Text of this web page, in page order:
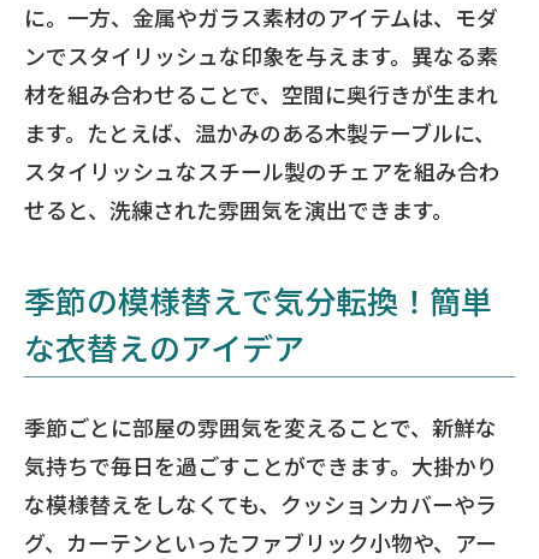
に。一方、金属やガラス素材のアイテムは、モダ
ンでスタイリッシュな印象を与えます。異なる素
材を組み合わせることで、空間に奥行きが生まれ
ます。たとえば、温かみのある木製テーブルに、
スタイリッシュなスチール製のチェアを組み合わ
せると、洗練された雰囲気を演出できます。
季節の模様替えで気分転換！簡単
な衣替えのアイデア
季節ごとに部屋の雰囲気を変えることで、新鮮な
気持ちで毎日を過ごすことができます。大掛かり
な模様替えをしなくても、クッションカバーやラ
グ、カーテンといったファブリック小物や、アー